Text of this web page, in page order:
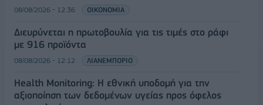
08/08/2026 - 12:36 ΟΙΚΟΝΟΜΙΑ
Διευρύνεται η πρωτοβουλία για τις τιμές στο ράφι
με 916 προϊόντα
08/08/2026 - 12:12 ΛΙΑΝΕΜΠΟΡΙΟ
Health Monitoring: Η εθνική υποδομή για την
αξιοποίηση των δεδομένων υγείας προς όφελος